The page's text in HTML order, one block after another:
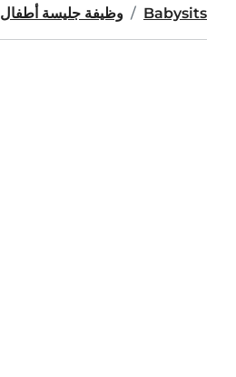
Babysits وظيفة جليسة أطفال